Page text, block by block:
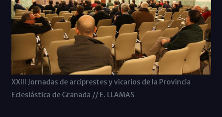
XXIII Jornadas de arciprestes y vicarios de la Provincia
Eclesiástica de Granada // E. LLAMAS